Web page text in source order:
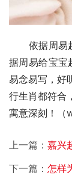
依据周易起
据周易给宝宝
易念易写，好
行生肖都符合
寓意深刻！（
上一篇： 嘉兴
下一篇： 怎样